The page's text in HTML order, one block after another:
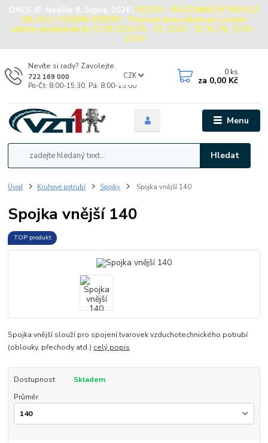
DNES JE: Neděle 9. Srpna, 2026 | POZOR - PRÁZDNINOVÝ PROVOZ
SKLADU / OSOBNÍ ODBĚRY - Provozní doba skladu pro osobní
odběry objednávek do 31.08.2026: Po - Čt: 13:00 - 15:30, Pá: 13:00 -
15:00
Menu
CZK
Hledat
Nevíte si rady? Zavolejte.
722 169 000
Po-Čt: 8:00-15:30, Pá: 8:00-15:00
0 ks
za 0,00 Kč
Úvod Kruhové potrubí Spojky Spojka vnější 140
Spojka vnější 140
TOP produkt
Spojka vnější slouží pro spojení tvarovek vzduchotechnického potrubí
(oblouky, přechody atd.) celý popis
Dostupnost
Skladem
Průměr